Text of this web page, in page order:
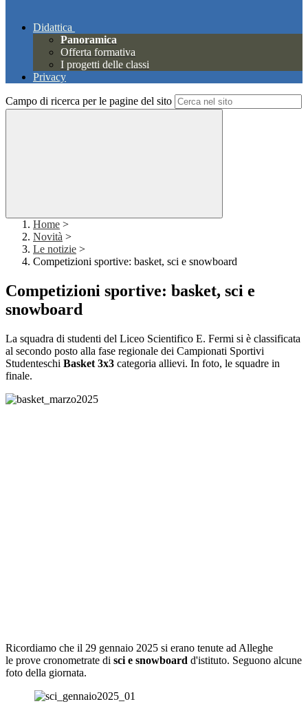
Didattica
Panoramica
Offerta formativa
I progetti delle classi
Privacy
Campo di ricerca per le pagine del sito
Home >
Novità >
Le notizie >
Competizioni sportive: basket, sci e snowboard
Competizioni sportive: basket, sci e
snowboard
La squadra di studenti del Liceo Scientifico E. Fermi si è classificata
al secondo posto alla fase regionale dei Campionati Sportivi
Studenteschi Basket 3x3 categoria allievi. In foto, le squadre in
finale.
Ricordiamo che il 29 gennaio 2025 si erano tenute ad Alleghe
le prove cronometrate di sci e snowboard d'istituto. Seguono alcune
foto della giornata.